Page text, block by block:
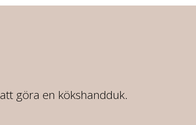
göra en kökshandduk.